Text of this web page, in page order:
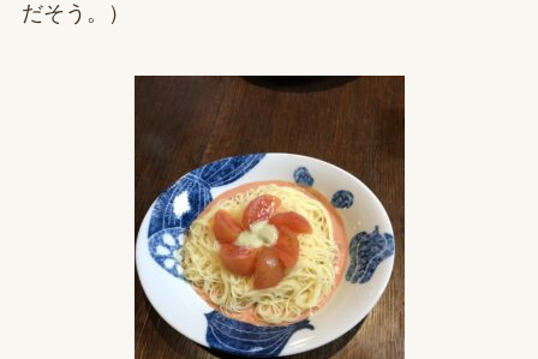
だそう。）